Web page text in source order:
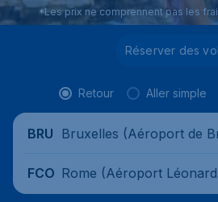
*Les prix ne comprennent pas les
Réserver des
Retour Aller simple
BRU Bruxelles (Aéroport de
FCO Rome (Aéroport
me Fiumicino), Italie